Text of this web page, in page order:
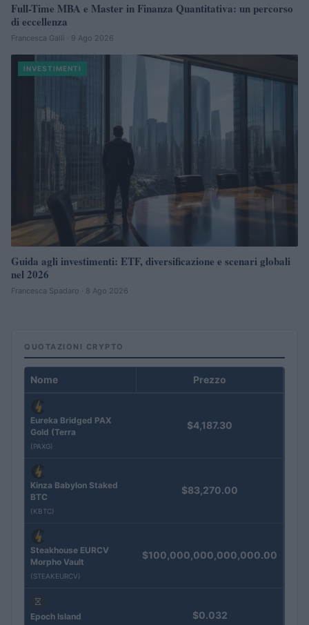
Full-Time MBA e Master in Finanza Quantitativa: un percorso
di eccellenza
Francesca Galli · 9 Ago 2026
INVESTIMENTI
Guida agli investimenti: ETF, diversificazione e scenari globali
nel 2026
Francesca Spadaro · 8 Ago 2026
QUOTAZIONI CRYPTO
Nome Prezzo
Eureka Bridged PAX
Gold (Terra
(PAXG)
$4,187.30
Kinza Babylon Staked
BTC
(KBTC)
$83,270.00
Steakhouse EURCV
Morpho Vault
(STEAKEURCV)
$100,000,000,000,000.00
Epoch Island $0.032